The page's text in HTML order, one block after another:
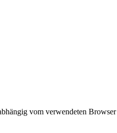
vom verwendeten Browser